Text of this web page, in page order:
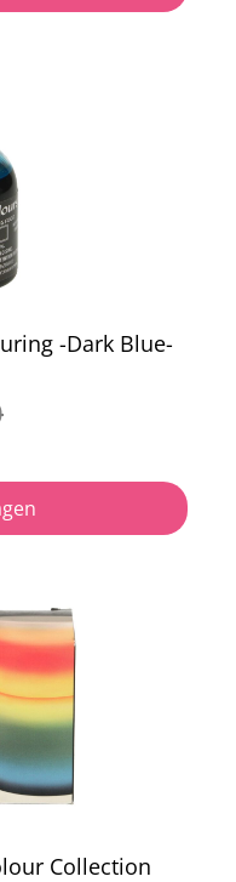
-Dark Blue-
Collection